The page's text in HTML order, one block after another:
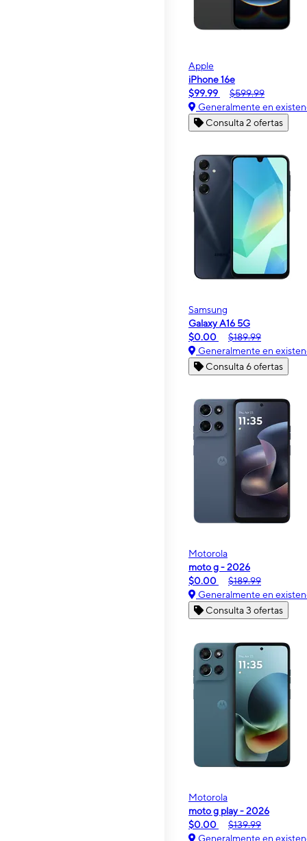
Apple
iPhone 16e
$99.99
$599.99
Generalmente en
Consulta 2 ofertas
Samsung
Galaxy A16 5G
$0.00
$189.99
Generalmente en
Consulta 6 ofertas
Motorola
moto g - 2026
$0.00
$189.99
Generalmente en
Consulta 3 ofertas
Motorola
moto g play - 2026
$0.00
$139.99
Generalmente en